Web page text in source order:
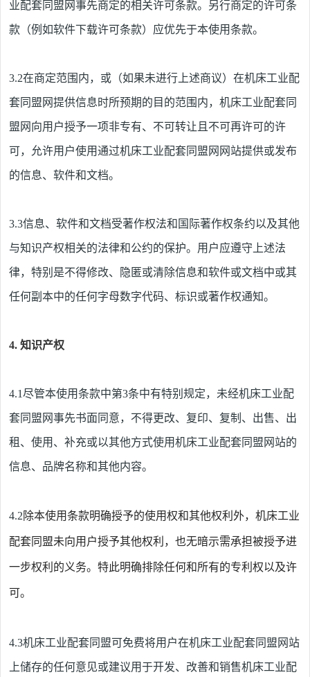
业配套同盟网事先商定的相关许可条款。另行商定的许可条
款（例如软件下载许可条款）应优先于本使用条款。
3.2在商定范围内，或（如果未进行上述商议）在机床工业配
套同盟网提供信息时所预期的目的范围内，机床工业配套同
盟网 向用户授予一项非专有、不可转让且不可再许可的许
可，允许用户使用通过机床工业配套同盟网 网站提供或发布
的信息、软件和文档。
3.3信息、软件和文档受著作权法和国际著作权条约以及其他
与知识产权相关的法律和公约的保护。用户应遵守上述法
律，特别是不得修改、隐匿或清除信息和软件或文档中或其
任何副本中的任何字母数字代码、标识或著作权通知。
4.知识产权
4.1尽管本使用条款中第3条中有特别规定，未经机床工业配
套同盟网事先书面同意，不得更改、复印、复制、出售、出
租、使用、补充或以其他方式使用机床工业配套同盟 网站的
信息、品牌名称和其他内容。
4.2除本使用条款明确授予的使用权和其他权利外，机床工业
配套同盟未向用户授予其他权利，也无暗示需承担被授予进
一步权利的义务。特此明确排除任何和所有的专利权以及许
可。
4.3机床工业配套同盟可免费将用户在机床工业配套同盟 网站
上储存的任何意见或建议用于开发、改善和销售机床工业配